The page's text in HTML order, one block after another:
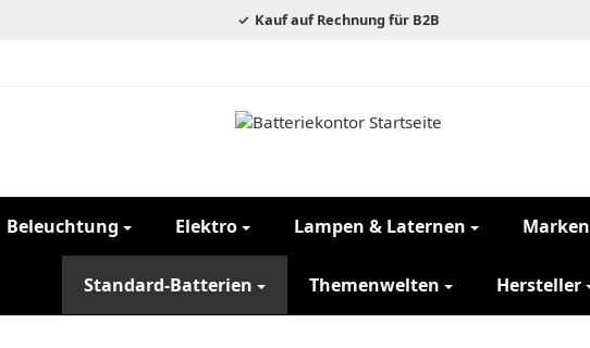
Kauf auf Rechnung für B2B
Beleuchtung Elektro Lampen & Laternen Marken
Standard-Batterien Themenwelten Hersteller